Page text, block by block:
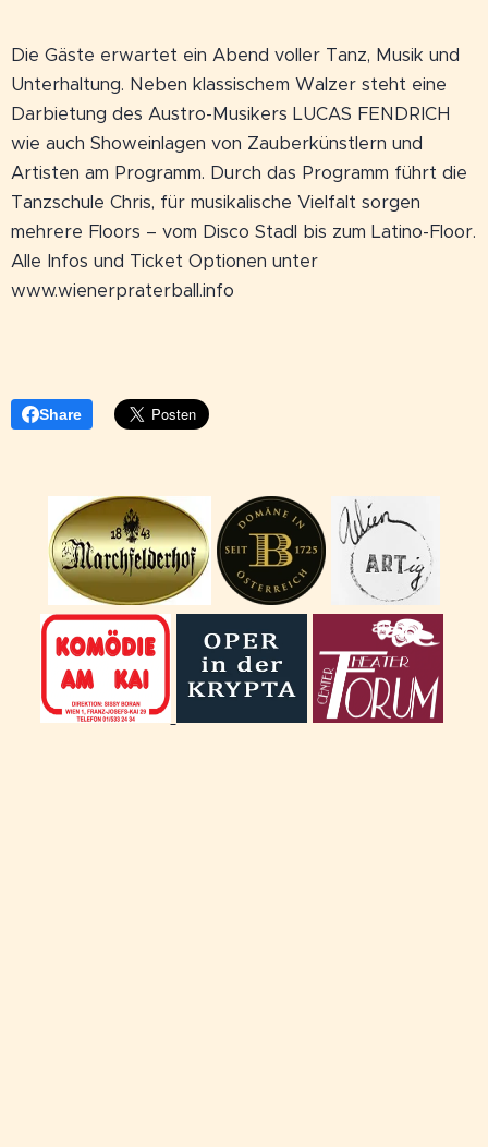
Die Gäste erwartet ein Abend voller Tanz, Musik und
Unterhaltung. Neben klassischem Walzer steht eine
Darbietung des Austro-Musikers LUCAS FENDRICH
wie auch Showeinlagen von Zauberkünstlern und
Artisten am Programm. Durch das Programm führt die
Tanzschule Chris, für musikalische Vielfalt sorgen
mehrere Floors – vom Disco Stadl bis zum Latino-Floor.
Alle Infos und Ticket Optionen unter
www.wienerpraterball.info
Share